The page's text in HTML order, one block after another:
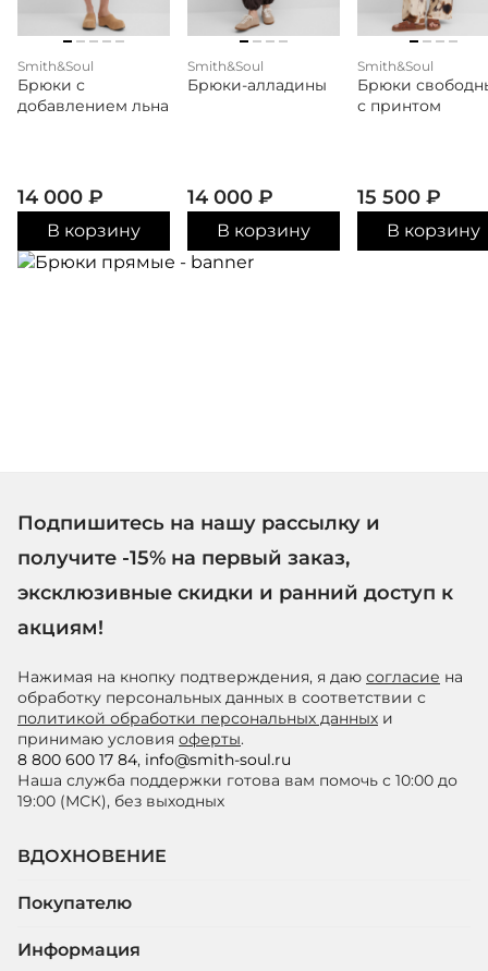
Smith&Soul
Брюки с
добавлением льна
14 000 ₽
В корзину
Smith&Soul
Брюки-алладины
14 000 ₽
В корзину
Smith&Soul
Брюки
с принтом
15 500 ₽
В корзину
Подпишитесь на нашу рассылку и
получите -15% на первый заказ,
эксклюзивные скидки и ранний доступ к
акциям!
Нажимая на кнопку подтверждения, я даю согласие на
обработку персональных данных в соответствии с
политикой обработки персональных данных и
принимаю условия оферты.
8 800 600 17 84, info@smith-soul.ru
Наша служба поддержки готова вам помочь с 10:00 до
19:00 (МСК), без выходных
ВДОХНОВЕНИЕ
Покупателю
Информация